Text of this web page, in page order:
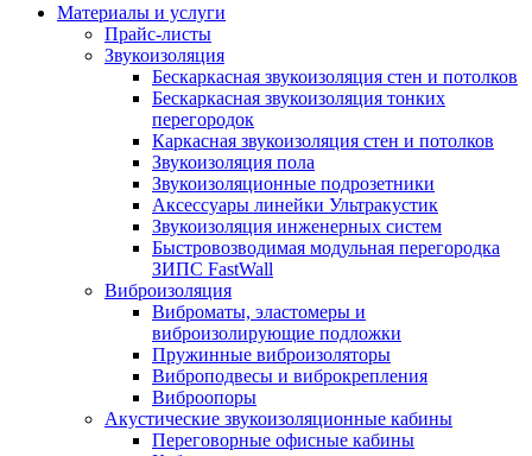
Материалы и услуги
Прайс-листы
Звукоизоляция
Бескаркасная звукоизоляция стен и потолков
Бескаркасная звукоизоляция тонких
перегородок
Каркасная звукоизоляция стен и потолков
Звукоизоляция пола
Звукоизоляционные подрозетники
Аксессуары линейки Ультракустик
Звукоизоляция инженерных систем
Быстровозводимая модульная перегородка
ЗИПС FastWall
Виброизоляция
Виброматы, эластомеры и
виброизолирующие подложки
Пружинные виброизоляторы
Виброподвесы и виброкрепления
Виброопоры
Акустические звукоизоляционные кабины
Переговорные офисные кабины